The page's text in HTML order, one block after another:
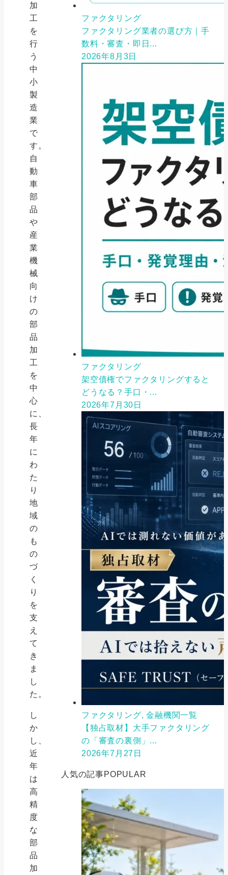
加
工
を
行
う
中
小
製
造
業
で
す。
自
動
車
部
品
や
産
業
機
械
向
け
の
部
品
加
工
を
中
心
に、
長
年
に
わ
た
り
地
域
の
も
の
づ
く
り
を
支
え
て
き
ま
し
た。
し
か
し、
近
年
は
高
精
度
な
部
品
加
ファクタリング
ファクタリング業者の選び方｜手
数料・審査・即日...
2026年8月3日
ファクタリング
架空債権でファクタリングすると
どうなる？手口・...
2026年7月30日
ファクタリング, 金融機関一覧
【独占取材】大手ファクタリング
の「審査の裏側」...
2026年7月27日
人気の記事POPULAR